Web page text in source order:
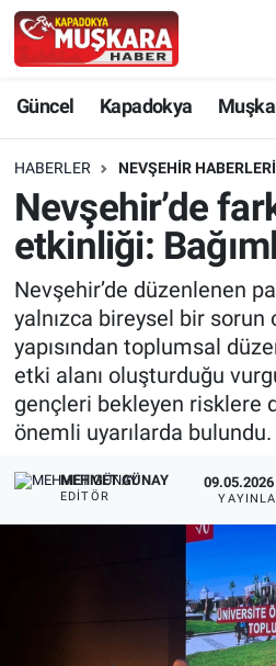
Güncel Kapadokya
HABERLER NEVŞEHIR HABERLERI
Nevşehir’de
etkinliği:
Nevşehir’de düzenlenen
yalnızca bireysel bir sorun
yapısından toplumsal
etki alanı oluşturduğu
gençleri bekleyen risklere
önemli uyarılarda bulundu.
MEHMET GÜNAY
EDITÖR
Güncel
SEÇİM
Muşkara Özel
Ekonomi
Kapadokya
Turizm
Kültür - Sanat
Yaşam
Nevşehir Hava Durumu
Nevşehir Trafik Yoğunluk
Süper Lig Puan Durumu
Tüm Manşetler
Son Dakika Haberleri
Haber Arşivi